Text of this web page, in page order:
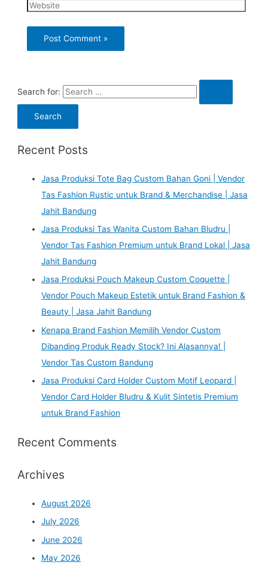
Search for:
Recent Posts
Jasa Produksi Tote Bag Custom Bahan Goni | Vendor
Tas Fashion Rustic untuk Brand & Merchandise | Jasa
Jahit Bandung
Jasa Produksi Tas Wanita Custom Bahan Bludru |
Vendor Tas Fashion Premium untuk Brand Lokal | Jasa
Jahit Bandung
Jasa Produksi Pouch Makeup Custom Coquette |
Vendor Pouch Makeup Estetik untuk Brand Fashion &
Beauty | Jasa Jahit Bandung
Kenapa Brand Fashion Memilih Vendor Custom
Dibanding Produk Ready Stock? Ini Alasannya! |
Vendor Tas Custom Bandung
Jasa Produksi Card Holder Custom Motif Leopard |
Vendor Card Holder Bludru & Kulit Sintetis Premium
untuk Brand Fashion
Recent Comments
Archives
August 2026
July 2026
June 2026
May 2026